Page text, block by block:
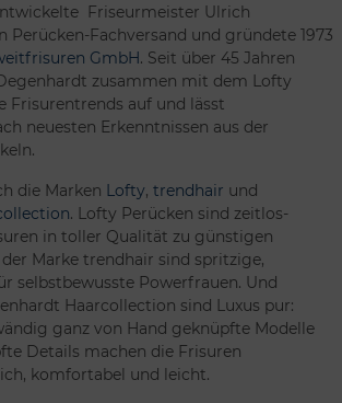
Friseurmeister Ulrich
Perücken-Fachversand und gründete 1973
GmbH. Seit über 45 Jahren
zusammen mit dem Lofty
Frisurentrends auf und lässt
neuesten Erkenntnissen aus der
die Marken Lofty, trendhair und
. Lofty Perücken sind zeitlos-
in toller Qualität zu günstigen
der Marke trendhair sind spritzige,
selbstbewusste Powerfrauen. Und
Haarcollection sind Luxus pur:
ganz von Hand geknüpfte Modelle
Details machen die Frisuren
komfortabel und leicht.